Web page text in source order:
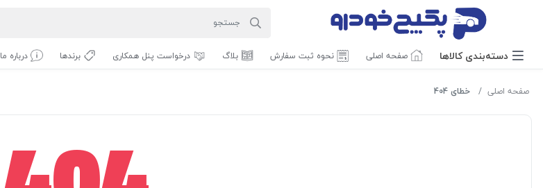
دسته‌بندی‌ کالاها صفحه اصلی نحوه ثبت سفارش بلاگ درخواست پنل همکاری برندها درباره ما
صفحه اصلی خطای 404